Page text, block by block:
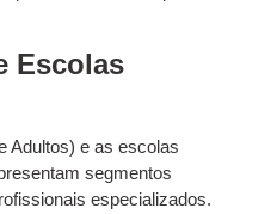
Escolas
Adultos) e as escolas
segmentos
especializados.